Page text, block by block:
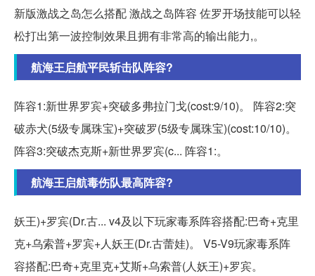
新版激战之岛怎么搭配 激战之岛阵容 佐罗开场技能可以轻
松打出第一波控制效果且拥有非常高的输出能力,。
航海王启航平民斩击队阵容?
阵容1:新世界罗宾+突破多弗拉门戈(cost:9/10)。 阵容2:突
破赤犬(5级专属珠宝)+突破罗(5级专属珠宝)(cost:10/10)。
阵容3:突破杰克斯+新世界罗宾(c... 阵容1:。
航海王启航毒伤队最高阵容?
妖王)+罗宾(Dr.古... v4及以下玩家毒系阵容搭配:巴奇+克里
克+乌索普+罗宾+人妖王(Dr.古蕾娃)。 V5-V9玩家毒系阵
容搭配:巴奇+克里克+艾斯+乌索普(人妖王)+罗宾。